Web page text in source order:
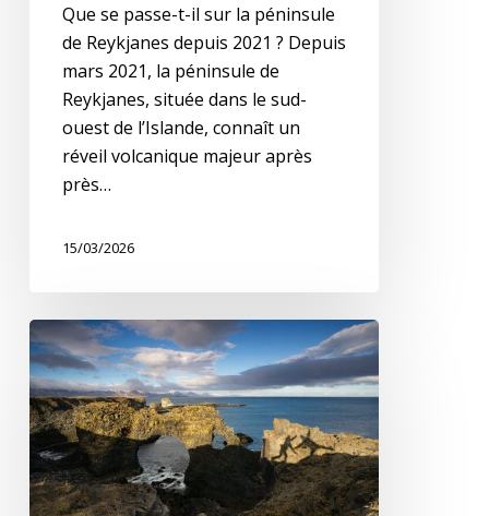
Que se passe-t-il sur la péninsule
de Reykjanes depuis 2021 ? Depuis
mars 2021, la péninsule de
Reykjanes, située dans le sud-
ouest de l’Islande, connaît un
réveil volcanique majeur après
près…
15/03/2026
Que
faire
en
Islande
en
avril
et